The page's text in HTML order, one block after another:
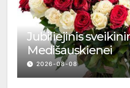
Jubiliejinis
Medišauskienei
2026-08-08